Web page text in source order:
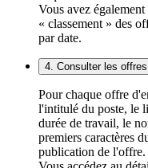
Vous avez
« classement » des
par date.
4. Consulter les
Pour chaque offre
l'intitulé du poste, le
durée de travail, le
premiers caractères
publication de l'offre.